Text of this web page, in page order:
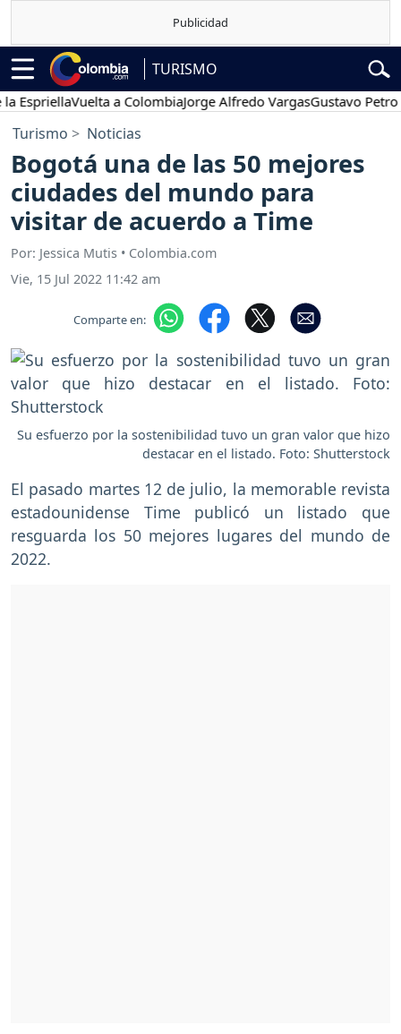
TURISMO
Vuelta a ColombiaJorge Alfredo VargasGustavo Petro
Turismo Noticias
Bogotá una de las 50 mejores
ciudades del mundo para
visitar de acuerdo a Time
Por: Jessica Mutis • Colombia.com
Vie, 15 Jul 2022 11:42 am
Comparte en:
Su esfuerzo por la sostenibilidad tuvo un gran valor que hizo
destacar en el listado. Foto: Shutterstock
El pasado martes 12 de julio, la memorable revista
estadounidense Time publicó un listado que
resguarda los 50 mejores lugares del mundo de
2022.